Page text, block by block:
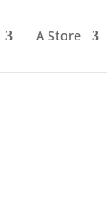
A Store